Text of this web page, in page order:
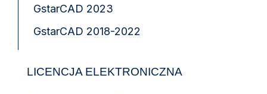
GstarCAD 2023
GstarCAD 2018-2022
LICENCJA ELEKTRONICZNA